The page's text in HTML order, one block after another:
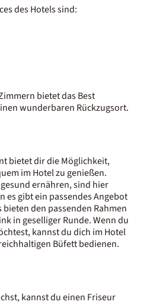
des Hotels sind:
bietet das Best
wunderbaren Rückzugsort.
bietet dir die Möglichkeit,
im Hotel zu genießen.
ernähren, sind hier
es gibt ein passendes Angebot
den passenden Rahmen
in geselliger Runde. Wenn du
kannst du dich im Hotel
Büfett bedienen.
kannst du einen Friseur